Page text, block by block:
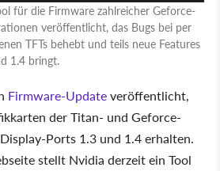
für die Firmware zahlreicher Geforce-
veröffentlicht, das Bugs bei per
TFTs behebt und teils neue Features
1.4 bringt.
Firmware-Updateveröffentlicht,
der Titan- und Geforce-
Ports 1.3 und 1.4 erhalten.
stellt Nvidia derzeit ein Tool